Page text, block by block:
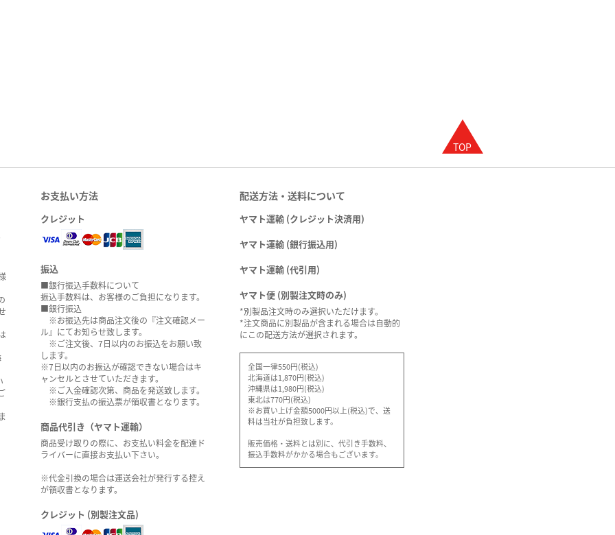
お支払い方法
クレジット
振込
■銀行振込手数料について
振込手数料は、お客様のご負担になります。
■銀行振込
※お振込先は商品注文後の『注文確認メー
ル』にてお知らせ致します。
※ご注文後、7日以内のお振込をお願い致
します。
※7日以内のお振込が確認できない場合はキ
ャンセルとさせていただきます。
※ご入金確認次第、商品を発送致します。
※銀行支払の振込票が領収書となります。
商品代引き（ヤマト運輸）
商品受け取りの際に、お支払い料金を配達ド
ライバーに直接お支払い下さい。
※代金引換の場合は運送会社が発行する控え
が領収書となります。
クレジット (別製注文品)
配送方法・送料について
ヤマト運輸 (クレジット決済用)
ヤマト運輸 (銀行振込用)
ヤマト運輸 (代引用)
ヤマト便 (別製注文時のみ)
*別製品注文時のみ選択いただけます。
*注文商品に別製品が含まれる場合は自動的
にこの配送方法が選択されます。
全国一律550円(税込)
北海道は1,870円(税込)
沖縄県は1,980円(税込)
東北は770円(税込)
※お買い上げ金額5000円以上(税込)で、送
料は当社が負担致します。
販売価格・送料とは別に、代引き手数料、
振込手数料がかかる場合もございます。